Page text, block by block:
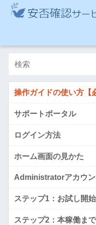
操作ガイドの使い方【
サポートポータル
ログイン方法
ホーム画面の見かた
Administratorアカウン
ステップ1：お試し開
ステップ2：本稼働ま